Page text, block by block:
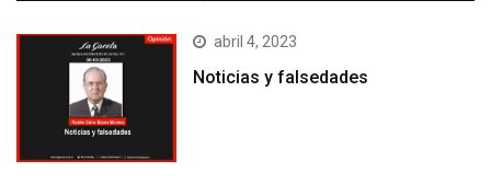
abril 4, 2023
Noticias y falsedades